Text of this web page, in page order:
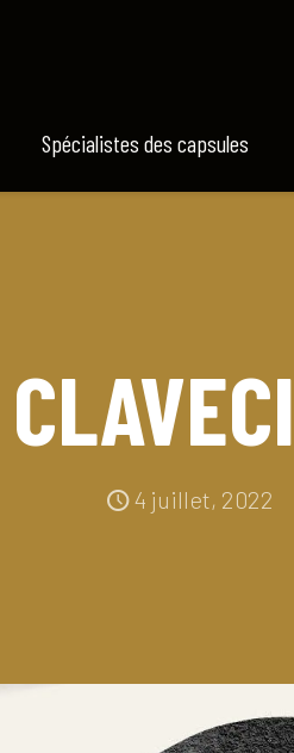
Spécialistes des capsules
4 juillet, 2022